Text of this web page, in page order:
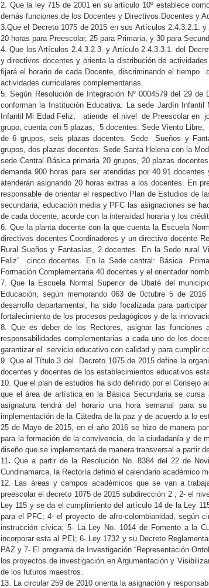
2. Que la ley 715 de 2001 en su artículo 10º establece
demás funciones de los Docentes y Directivos Docentes y
3.Que el Decreto 1075 de 2015 en sus Artículos 2.4.3.2.1.
20 horas para Preescolar, 25 para Primaria, y 30 para
4. Que los Artículos 2.4.3.2.3. y Artículo 2.4.3.3.1. del
y directivos docentes y orienta la distribución de
fijará el horario de cada Docente, discriminando el tiempo
actividades curriculares complementarias.
5. Según Resolución de Integración Nº 0004579 del 29
conforman la Institución Educativa. La sede Jardín
Infantil Mi Edad Feliz, atiende el nivel de Preescolar en
grupo, cuenta con 5 plazas, 5 docentes. Sede Viento
de 6 grupos, seis plazas docentes. Sede Sueños y
grupos, dos plazas docentes. Sede Santa Helena con la
sede Central Básica primaria 20 grupos, 20 plazas
demanda 900 horas para ser atendidas por 40.91
atenderán asignando 20 horas extras a los docentes. En
responsable de orientar el respectivo Plan de Estudios de
secundaria, educación media y PFC las asignaciones se
de cada docente, acorde con la intensidad horaria y los
6. Que la planta docente con la que cuenta la Escuela
directivos docentes Coordinadores y un directivo docente
Rural Sueños y Fantasías, 2 docentes. En la Sede rural
Feliz” cinco docentes. En la Sede central: Básica
Formación Complementaria 40 docentes y el orientador
7. Que la Escuela Normal Superior de Ubaté del
Educación, según memorando 063 de 0ctubre 5 de
desarrollo departamental, ha sido focalizada para
fortalecimiento de los procesos pedagógicos y de la
8. Que es deber de los Rectores, asignar las funciones
responsabilidades complementarias a cada uno de los
garantizar el servicio educativo con calidad y para cumplir
9. Que el Título 3 del Decreto 1075 de 2015 define la
docentes y docentes de los establecimientos educativos
10. Que el plan de estudios ha sido definido por el Consejo
que el área de artística en la Básica Secundaria se
asignatura tendrá del horario una hora semanal para
implementación de la Cátedra de la paz y de acuerdo a lo
25 de Mayo de 2015, en el año 2016 se hizo de manera
para la formación de la convivencia, de la ciudadanía y de
diseño que se implementará de manera transversal a partir
11.Que a partir de la Resolución No. 8384 del 22 de
Cundinamarca, la Rectoría definió el calendario académico
12. Las áreas y campos académicos que se van a
preescolar el decreto 1075 de 2015 subdirección 2 ; 2- el
Ley 115 y se da el cumplimiento del artículo 14 de la Ley
para el PFC; 4- el proyecto de afro-colombianidad, según
instrucción cívica; 5- La Ley No. 1014 de Fomento a la
incorporar esta al PEI; 6- Ley 1732 y su Decreto
PAZ y 7- El programa de Investigación “Representación
los proyectos de investigación en Argumentación y
de los futuros maestros.
13. La circular 259 de 2010 orienta la asignación y